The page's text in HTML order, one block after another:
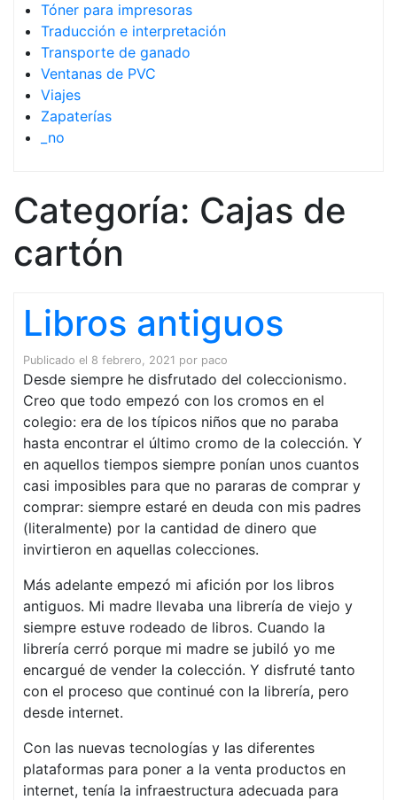
Tóner para impresoras
Traducción e interpretación
Transporte de ganado
Ventanas de PVC
Viajes
Zapaterías
_no
Categoría: Cajas de
cartón
Libros antiguos
Publicado el 8 febrero, 2021 por paco
Desde siempre he disfrutado del coleccionismo.
Creo que todo empezó con los cromos en el
colegio: era de los típicos niños que no paraba
hasta encontrar el último cromo de la colección. Y
en aquellos tiempos siempre ponían unos cuantos
casi imposibles para que no pararas de comprar y
comprar: siempre estaré en deuda con mis padres
(literalmente) por la cantidad de dinero que
invirtieron en aquellas colecciones.
Más adelante empezó mi afición por los libros
antiguos. Mi madre llevaba una librería de viejo y
siempre estuve rodeado de libros. Cuando la
librería cerró porque mi madre se jubiló yo me
encargué de vender la colección. Y disfruté tanto
con el proceso que continué con la librería, pero
desde internet.
Con las nuevas tecnologías y las diferentes
plataformas para poner a la venta productos en
internet, tenía la infraestructura adecuada para